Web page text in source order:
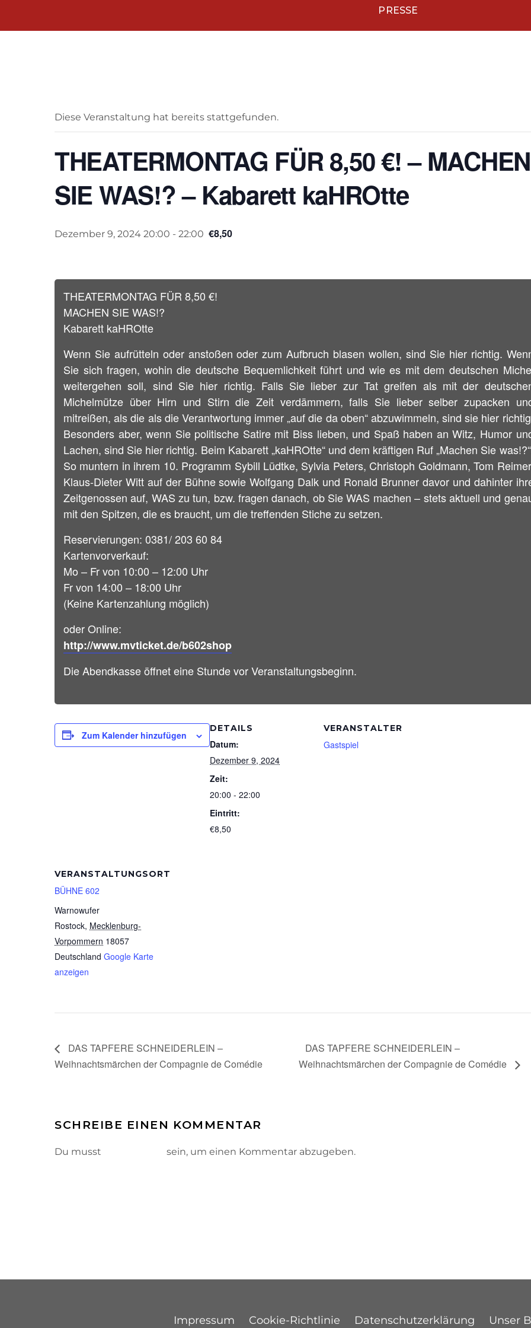
PRESSE
Diese Veranstaltung hat bereits stattgefunden.
THEATERMONTAG FÜR 8,50 €! – MACHEN
SIE WAS!? – Kabarett kaHROtte
Dezember 9, 2024 20:00 - 22:00 €8,50
THEATERMONTAG FÜR 8,50 €!
MACHEN SIE WAS!?
Kabarett kaHROtte
Wenn Sie aufrütteln oder anstoßen oder zum Aufbruch blasen wollen, sind Sie hier richtig.
Sie sich fragen, wohin die deutsche Bequemlichkeit führt und wie es mit dem deutschen
weitergehen soll, sind Sie hier richtig. Falls Sie lieber zur Tat greifen als mit der
Michelmütze über Hirn und Stirn die Zeit verdämmern, falls Sie lieber selber zupacken
mitreißen, als die als die Verantwortung immer „auf die da oben“ abzuwimmeln, sind sie hier
Besonders aber, wenn Sie politische Satire mit Biss lieben, und Spaß haben an Witz, Humor
Lachen, sind Sie hier richtig. Beim Kabarett „kaHROtte“ und dem kräftigen Ruf „Machen Sie
So muntern in ihrem 10. Programm Sybill Lüdtke, Sylvia Peters, Christoph Goldmann, Tom
Klaus-Dieter Witt auf der Bühne sowie Wolfgang Dalk und Ronald Brunner davor und dahinter
Zeitgenossen auf, WAS zu tun, bzw. fragen danach, ob Sie WAS machen – stets aktuell und
mit den Spitzen, die es braucht, um die treffenden Stiche zu setzen.
Reservierungen: 0381/ 203 60 84
Kartenvorverkauf:
Mo – Fr von 10:00 – 12:00 Uhr
Fr von 14:00 – 18:00 Uhr
(Keine Kartenzahlung möglich)
oder Online:
http://www.mvticket.de/b602shop
Die Abendkasse öffnet eine Stunde vor Veranstaltungsbeginn.
Zum Kalender hinzufügen
DETAILS
Datum:
Dezember 9, 2024
Zeit:
20:00 - 22:00
Eintritt:
€8,50
VERANSTALTER
Gastspiel
VERANSTALTUNGSORT
BÜHNE 602
Warnowufer
Rostock, Mecklenburg-
Vorpommern 18057
Deutschland Google Karte
anzeigen
DAS TAPFERE SCHNEIDERLEIN –
Weihnachtsmärchen der Compagnie de Comédie
DAS TAPFERE SCHNEIDERLEIN –
Weihnachtsmärchen der Compagnie de Comédie
SCHREIBE EINEN KOMMENTAR
Du musst sein, um einen Kommentar abzugeben.
Impressum Cookie-Richtlinie Datenschutzerklärung Unser